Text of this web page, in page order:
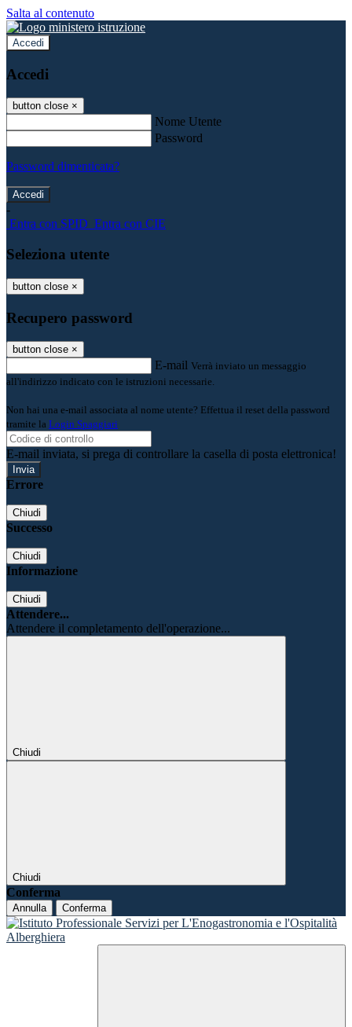
Salta al contenuto
Accedi
Accedi
button close ×
Nome Utente
Password
Password dimenticata?
-
Entra con SPID Entra con CIE
Seleziona utente
button close ×
Recupero password
button close ×
E-mail Verrà inviato un messaggio
all'indirizzo indicato con le istruzioni necessarie.
Non hai una e-mail associata al nome utente? Effettua il reset della password
tramite la Login Spaggiari
E-mail inviata, si prega di controllare la casella di posta elettronica!
Errore
Chiudi
Successo
Chiudi
Informazione
Chiudi
Attendere...
Attendere il completamento dell'operazione...
Chiudi
Chiudi
Conferma
Annulla Conferma